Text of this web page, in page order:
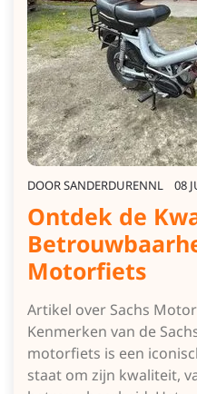
DOORSANDERDURENNL 08
Ontdek de
Motorfiets
Artikel over Sachs
Kenmerken van de
motorfiets is een
staat om zijn kwaliteit,